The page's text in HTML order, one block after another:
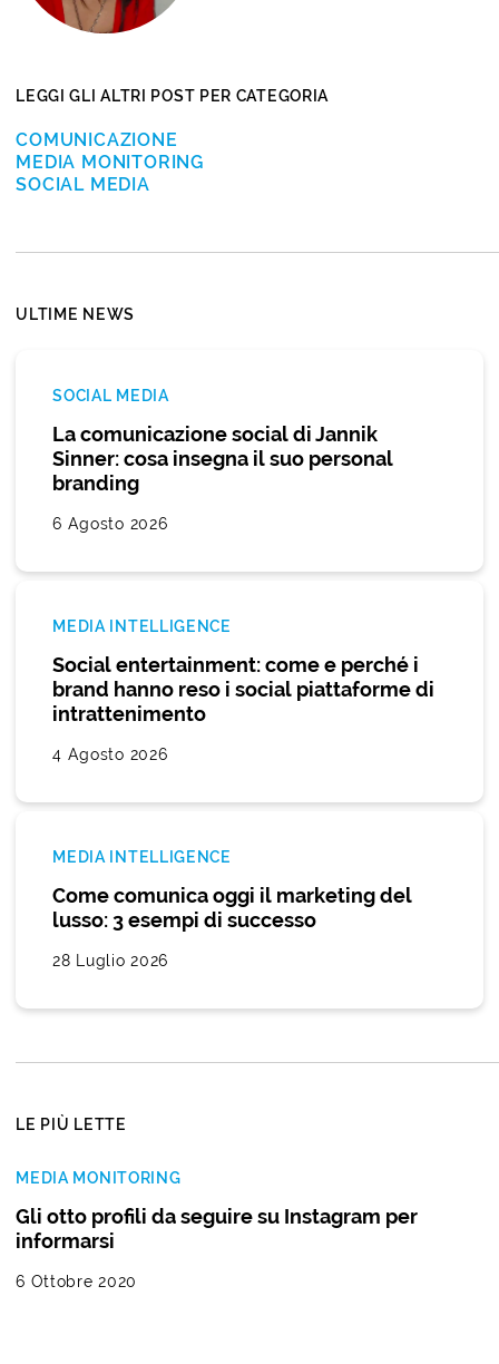
LEGGI GLI ALTRI POST PER CATEGORIA
COMUNICAZIONE
MEDIA MONITORING
SOCIAL MEDIA
ULTIME NEWS
SOCIAL MEDIA
La comunicazione social di Jannik
Sinner: cosa insegna il suo personal
branding
6 Agosto 2026
MEDIA INTELLIGENCE
Social entertainment: come e perché i
brand hanno reso i social piattaforme di
intrattenimento
4 Agosto 2026
MEDIA INTELLIGENCE
Come comunica oggi il marketing del
lusso: 3 esempi di successo
28 Luglio 2026
LE PIÙ LETTE
MEDIA MONITORING
Gli otto profili da seguire su Instagram per
informarsi
6 Ottobre 2020